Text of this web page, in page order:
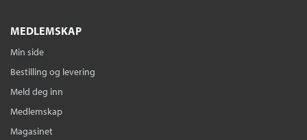
MEDLEMSKAP
Min side
Bestilling og levering
Meld deg inn
Medlemskap
Magasinet